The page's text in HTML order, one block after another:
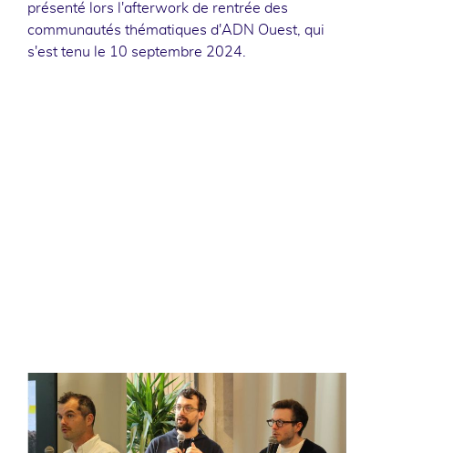
présenté lors l'afterwork de rentrée des
communautés thématiques d'ADN Ouest, qui
s'est tenu le 10 septembre 2024.